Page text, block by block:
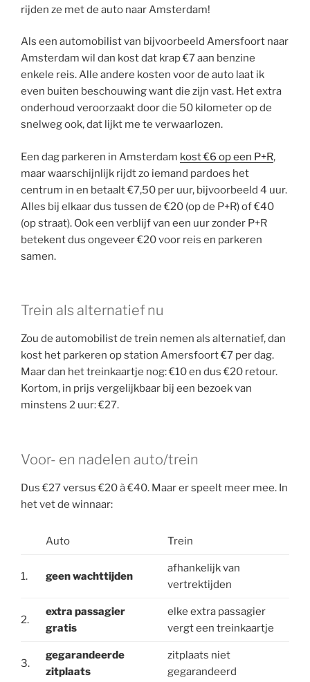
rijden ze met de auto naar Amsterdam!
Als een automobilist van bijvoorbeeld Amersfoort naar
Amsterdam wil dan kost dat krap €7 aan benzine
enkele reis. Alle andere kosten voor de auto laat ik
even buiten beschouwing want die zijn vast. Het extra
onderhoud veroorzaakt door die 50 kilometer op de
snelweg ook, dat lijkt me te verwaarlozen.
Een dag parkeren in Amsterdam kost €6 op een P+R,
maar waarschijnlijk rijdt zo iemand pardoes het
centrum in en betaalt €7,50 per uur, bijvoorbeeld 4 uur.
Alles bij elkaar dus tussen de €20 (op de P+R) of €40
(op straat). Ook een verblijf van een uur zonder P+R
betekent dus ongeveer €20 voor reis en parkeren
samen.
Trein als alternatief nu
Zou de automobilist de trein nemen als alternatief, dan
kost het parkeren op station Amersfoort €7 per dag.
Maar dan het treinkaartje nog: €10 en dus €20 retour.
Kortom, in prijs vergelijkbaar bij een bezoek van
minstens 2 uur: €27.
Voor- en nadelen auto/trein
Dus €27 versus €20 à €40. Maar er speelt meer mee. In
het vet de winnaar:
Auto Trein
1. geen wachttijden
afhankelijk van
vertrektijden
2.
extra passagier
gratis
elke extra passagier
vergt een treinkaartje
3.
gegarandeerde
zitplaats
zitplaats niet
gegarandeerd